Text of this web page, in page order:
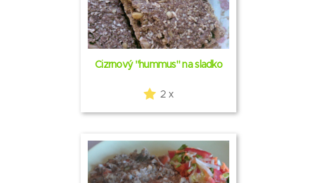
Cizrnový "hummus" na sladko
2 x